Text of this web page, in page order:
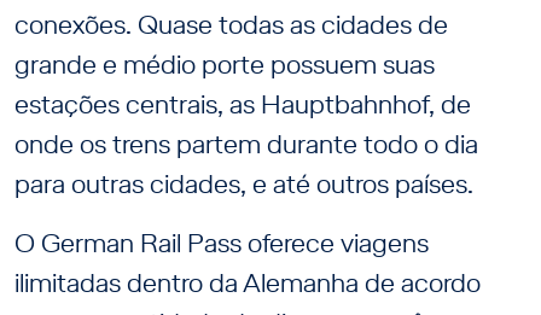
conexões. Quase todas as cidades de
grande e médio porte possuem suas
estações centrais, as Hauptbahnhof, de
onde os trens partem durante todo o dia
para outras cidades, e até outros países.
O German Rail Pass oferece viagens
ilimitadas dentro da Alemanha de acordo